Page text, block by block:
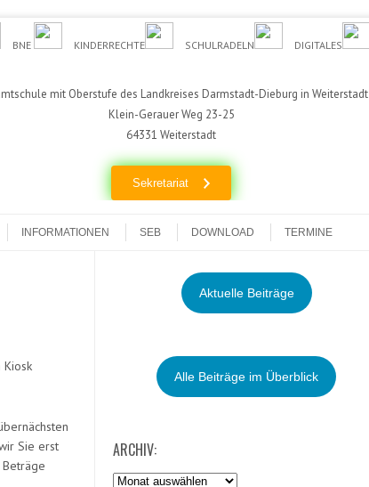
BNE KINDERRECHTE SCHULRADELN DIGITALES
mit Oberstufe des Landkreises Darmstadt-Dieburg in Weiterstadt
Klein-Gerauer Weg 23-25
64331 Weiterstadt
Sekretariat
INFORMATIONEN SEB DOWNLOAD TERMINE
Sie erst
Aktuelle Beiträge
Alle Beiträge im Überblick
ARCHIV:
Archiv: